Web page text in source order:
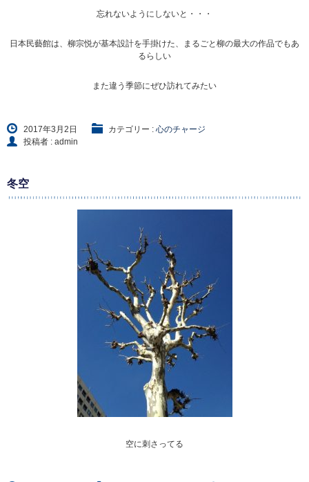
忘れないようにしないと・・・
日本民藝館は、柳宗悦が基本設計を手掛けた、まるごと柳の最大の作品でもあ
るらしい
また違う季節にぜひ訪れてみたい
2017年3月2日 カテゴリー : 心のチャージ
投稿者 : admin
冬空
空に刺さってる